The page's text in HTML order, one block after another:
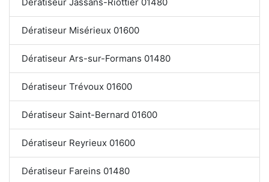
Dératiseur Misérieux 01600
Dératiseur Ars-sur-Formans 01480
Dératiseur Trévoux 01600
Dératiseur Saint-Bernard 01600
Dératiseur Reyrieux 01600
Dératiseur Fareins 01480